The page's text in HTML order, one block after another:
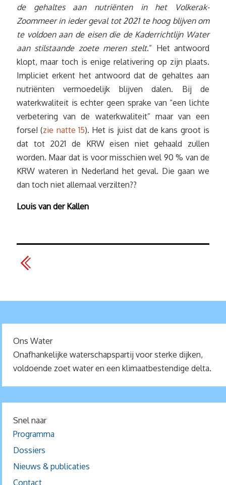
de gehaltes aan nutriënten in het Volkerak-
Zoommeer in ieder geval tot 2021 te hoog blijven om
te voldoen aan de eisen die de Kaderrichtlijn Water
aan stilstaande zoete meren stelt.” Het antwoord
klopt, maar toch is enige relativering op zijn plaats.
Impliciet erkent het antwoord dat de gehaltes aan
nutriënten vermoedelijk blijven dalen. Bij de
waterkwaliteit is echter geen sprake van “een lichte
verbetering van de waterkwaliteit” maar van een
forse! (zie natte 15). Het is juist dat de kans groot is
dat tot 2021 de KRW eisen niet gehaald zullen
worden. Maar dat is voor misschien wel 90 % van de
KRW wateren in Nederland het geval. Die gaan we
dan toch niet allemaal verzilten??
Louis van der Kallen
Ons Water
Onafhankelijke waterschapspartij voor sterke dijken,
voldoende zoet water en een klimaatbestendige delta.
Snel naar
Programma
Dossiers
Nieuws & publicaties
Contact